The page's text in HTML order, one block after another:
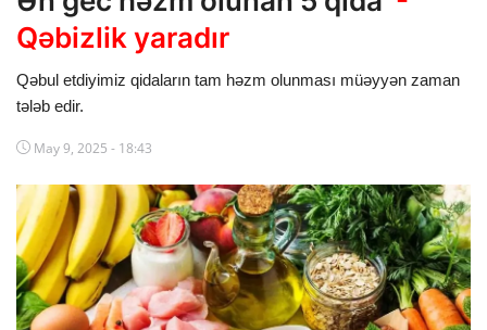
Cəmiyyət
İdman
Kriminal
Maraqlı
Sağlıq
Digər
Qəbizlik yaradır
Qəbul etdiyimiz qidaların tam həzm olunması müəyyən zaman
tələb edir.
May 9, 2025 - 18:43